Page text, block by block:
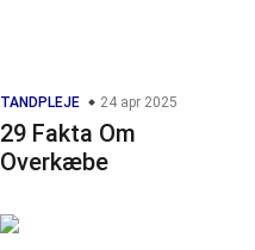
TANDPLEJE 24 apr 2025
29 Fakta Om
Overkæbe